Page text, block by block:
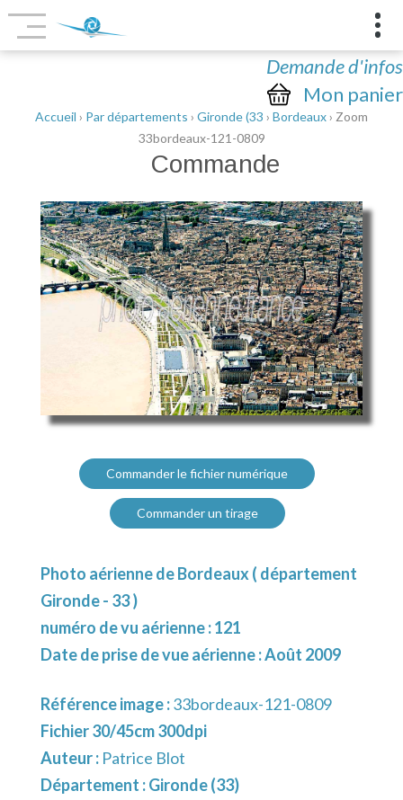
Demande d'infos
Mon panier
Accueil › Par départements › Gironde (33 › Bordeaux› Zoom
33bordeaux-121-0809
Commande
Commander le fichier numérique
Commander un tirage
Photo aérienne de Bordeaux ( département
Gironde - 33 )
numéro de vu aérienne : 121
Date de prise de vue aérienne : Août 2009
Référence image :33bordeaux-121-0809
Fichier 30/45cm 300dpi
Auteur : Patrice Blot
Département :Gironde (33)